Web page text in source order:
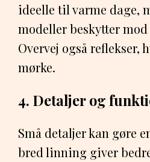
ideelle til varme dage,
modeller beskytter
Overvej også reflekser,
mørke.
4. Detaljer og
Små detaljer kan gøre
bred linning giver